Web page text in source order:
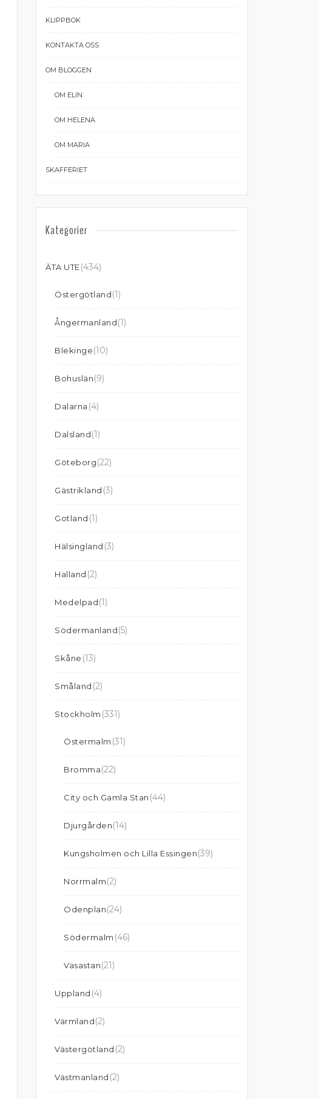
KLIPPBOK
KONTAKTA OSS
OM BLOGGEN
OM ELIN
OM HELENA
OM MARIA
SKAFFERIET
Kategorier
ÄTA UTE(434)
Östergötland(1)
Ångermanland(1)
Blekinge(10)
Bohuslän(9)
Dalarna (4)
Dalsland(1)
Göteborg(22)
Gästrikland (3)
Gotland (1)
Hälsingland (3)
Halland (2)
Medelpad(1)
Södermanland(5)
Skåne (13)
Småland (2)
Stockholm (331)
Östermalm (31)
Bromma(22)
City och Gamla Stan (44)
Djurgården(14)
Kungsholmen och Lilla Essingen(39)
Norrmalm(2)
Odenplan(24)
Södermalm (46)
Vasastan(21)
Uppland (4)
Värmland(2)
Västergötland (2)
Västmanland (2)